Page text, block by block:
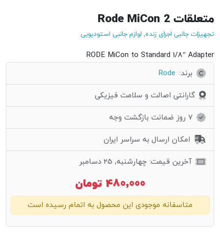
متعلقات Rode MiCon 2
تجهیزات جانبی اجرای زنده, لوازم جانبی استودیویی
RODE MiCon to Standard 1/8″ Adapter
برند: Rode
گارانتی اصالت و سلامت فیزیکی
7 روز ضمانت بازگشت وجه
امکان ارسال به سراسر ایران
آخرین قیمت: چهارشنبه, 25 دسامبر
480,000 تومان
متاسفانه موجودی این محصول به اتمام رسیده است